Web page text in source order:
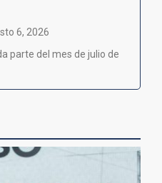
6, 2026
parte del mes de julio de